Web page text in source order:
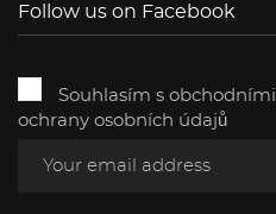
Follow us on Facebook
Souhlasím s
ochrany osobních údajů